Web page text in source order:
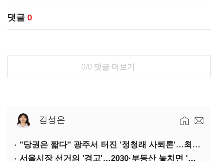
댓글 0
0/0 댓글 더보기
김성은
"당권은 짧다" 광주서 터진 '정청래 사퇴론'…최고위 '아수라장'
서울시장 선거의 '경고'…2030·부동산 놓치면 '총선도 대선도' 패배